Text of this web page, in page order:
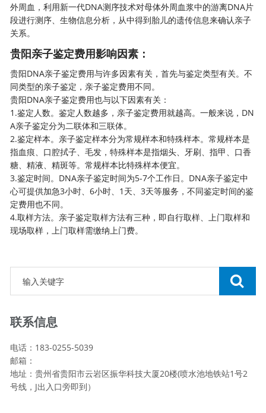
外周血，利用新一代DNA测序技术对母体外周血浆中的游离DNA片
段进行测序、生物信息分析，从中得到胎儿的遗传信息来确认亲子
关系。
贵阳亲子鉴定费用影响因素：
贵阳DNA亲子鉴定费用与许多因素有关，首先与鉴定类型有关。不
同类型的亲子鉴定，亲子鉴定费用不同。
贵阳DNA亲子鉴定费用也与以下因素有关：
1.鉴定人数。鉴定人数越多，亲子鉴定费用就越高。一般来说，DN
A亲子鉴定分为二联体和三联体。
2.鉴定样本。亲子鉴定样本分为常规样本和特殊样本。常规样本是
指血痕、口腔拭子、毛发，特殊样本是指烟头、牙刷、指甲、口香
糖、精液、精斑等。常规样本比特殊样本便宜。
3.鉴定时间。DNA亲子鉴定时间为5-7个工作日。DNA亲子鉴定中
心可提供加急3小时、6小时、1天、3天等服务，不同鉴定时间的鉴
定费用也不同。
4.取样方法。亲子鉴定取样方法有三种，即自行取样、上门取样和
现场取样，上门取样需缴纳上门费。
联系信息
电话：183-0255-5039
邮箱：
地址：贵州省贵阳市云岩区振华科技大厦20楼(喷水池地铁站1号2
号线，J出入口旁即到）